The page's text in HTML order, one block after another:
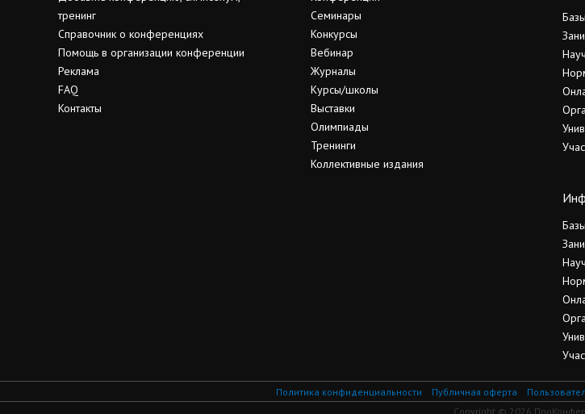
тренинг
Справочник о конференциях
Помощь в организации конференции
Реклама
FAQ
Контакты
Семинары
Конкурсы
Вебинар
Журналы
Курсы/школы
Выставки
Олимпиады
Тренинги
Коллективные издания
Политика конфиденциальности Публичная оферта
Copyright © 2026